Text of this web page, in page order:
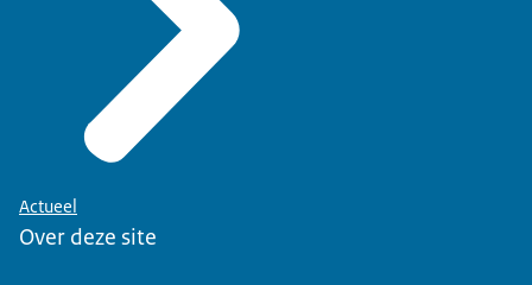
Actueel
Over deze site